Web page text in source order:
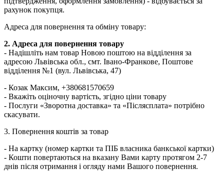
рахунок покупця.
Адреса для повернення та обміну товару:
2. Адреса для повернення товару
- Надішліть нам товар Новою поштою на відділення за
адресою Львівська обл., смт. Івано-Франкове, Поштове
відділення №1 (вул. Львівська, 47)
- Козак Максим, +380681570659
- Вкажіть оціночну вартість, згідно ціни товару
- Послуги «Зворотна доставка» та «Післясплата» потрібно
скасувати.
3. Повернення коштів за товар
- На картку (номер картки та ПІБ власника банкської картки)
- Кошти повертаються на вказану Вами карту протягом 2-7
днів після отримання і огляду нами Вашого повернення.